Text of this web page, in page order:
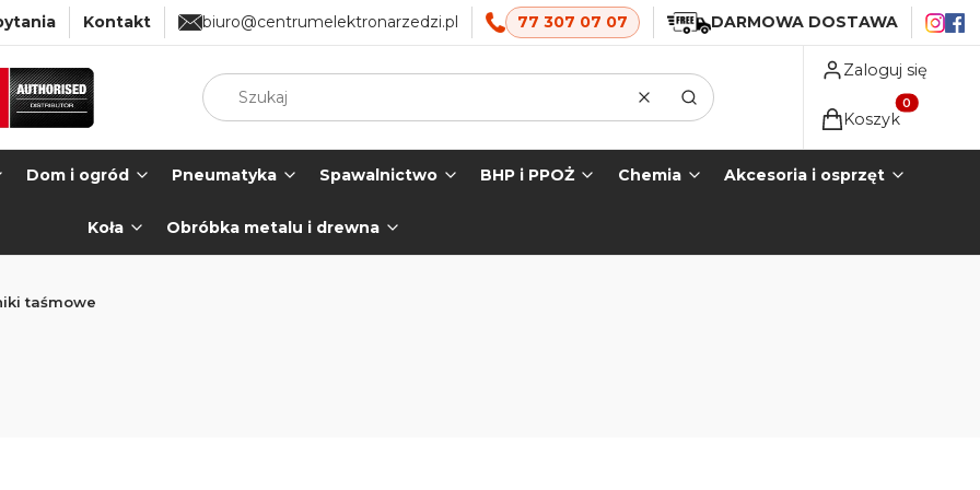
Kontakt biuro@centrumelektronarzedzi.pl 77 307 07 07 DARMOWA DOSTAWA
Wyczyść
Szukaj
Zaloguj się
Produkty w
Koszyk
Dom i ogród Pneumatyka Spawalnictwo BHP i PPOŻ Chemia Akcesoria i osprzęt
Koła Obróbka metalu i drewna
taśmowe